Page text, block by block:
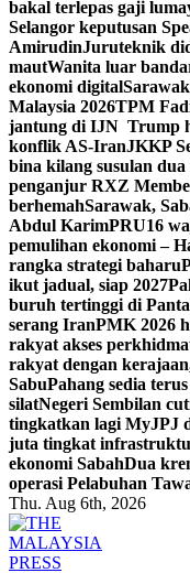
bakal terlepas gaji
Selangor keputusan
AmirudinJuruteknik
mautWanita luar
ekonomi digital
Malaysia 2026TPM
jantung di IJN Trump
konflik AS-IranJKKP
bina kilang susulan
penganjur RXZ
berhemahSarawak,
Abdul KarimPRU16
pemulihan ekonomi –
rangka strategi baharu
ikut jadual, siap 2027
buruh tertinggi di
serang IranPMK 2026
rakyat akses
rakyat dengan
SabuPahang sedia
silatNegeri Sembilan
tingkatkan lagi MyJPJ
juta tingkat
ekonomi SabahDua
operasi Pelabuhan
Thu. Aug 6th, 2026